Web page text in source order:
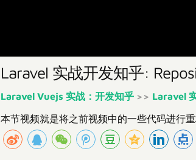
Laravel 实战开发知乎:
Laravel Vuejs 实战：开发知乎 >> Laravel
本节视频就是将之前视频中的一些代码进行